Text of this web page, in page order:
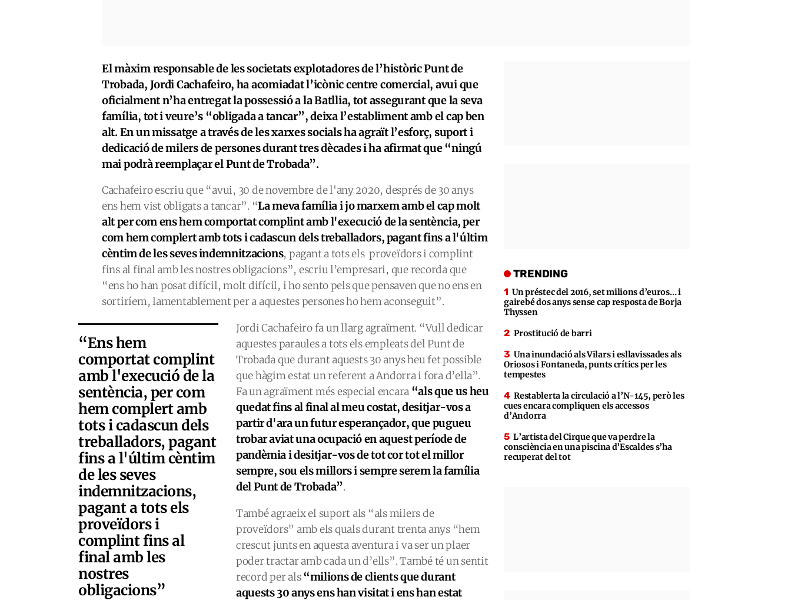
El màxim responsable de les societats explotadores de l’històric Punt de
Trobada, Jordi Cachafeiro, ha acomiadat l’icònic centre comercial, avui que
oficialment n’ha entregat la possessió a la Batllia, tot assegurant que la seva
família, tot i veure’s “obligada a tancar”, deixa l’establiment amb el cap ben
alt. En un missatge a través de les xarxes socials ha agraït l’esforç, suport i
dedicació de milers de persones durant tres dècades i ha afirmat que “ningú
mai podrà reemplaçar el Punt de Trobada”.
Cachafeiro escriu que “avui, 30 de novembre de l'any 2020, després de 30 anys
ens hem vist obligats a tancar”. “La meva família i jo marxem amb el cap molt
alt per com ens hem comportat complint amb l'execució de la sentència, per
com hem complert amb tots i cadascun dels treballadors, pagant fins a l'últim
cèntim de les seves indemnitzacions, pagant a tots els proveïdors i complint
fins al final amb les nostres obligacions”, escriu l’empresari, que recorda que
“ens ho han posat difícil, molt difícil, i ho sento pels que pensaven que no ens en
sortiríem, lamentablement per a aquestes persones ho hem aconseguit”.
“Ens hem
comportat complint
amb l'execució de la
sentència, per com
hem complert amb
tots i cadascun dels
treballadors, pagant
fins a l'últim cèntim
de les seves
indemnitzacions,
pagant a tots els
proveïdors i
complint fins al
final amb les
nostres
obligacions”
Jordi Cachafeiro fa un llarg agraïment. “Vull dedicar
aquestes paraules a tots els empleats del Punt de
Trobada que durant aquests 30 anys heu fet possible
que hàgim estat un referent a Andorra i fora d’ella”.
Fa un agraïment més especial encara “als que us heu
quedat fins al final al meu costat, desitjar-vos a
partir d'ara un futur esperançador, que pugueu
trobar aviat una ocupació en aquest període de
pandèmia i desitjar-vos de tot cor tot el millor
sempre, sou els millors i sempre serem la família
del Punt de Trobada”.
També agraeix el suport als “als milers de
proveïdors” amb els quals durant trenta anys “hem
crescut junts en aquesta aventura i va ser un plaer
poder tractar amb cada un d’ells”. També té un sentit
record per als“milions de clients que durant
aquests 30 anys ens han visitat i ens han estat
TRENDING
Un préstec del 2016, set milions d’euros… i
gairebé dos anys sense cap resposta de Borja
Thyssen
Prostitució de barri
Una inundació als Vilars i esllavissades als
Oriosos i Fontaneda, punts crítics per les
tempestes
Restablerta la circulació a l’N-145, però les
cues encara compliquen els accessos
d’Andorra
L’artista del Cirque que va perdre la
consciència en una piscina d’Escaldes s’ha
recuperat del tot